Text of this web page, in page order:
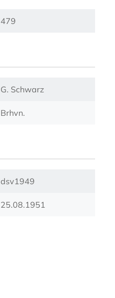
479
G. Schwarz
Brhvn.
dsv1949
25.08.1951